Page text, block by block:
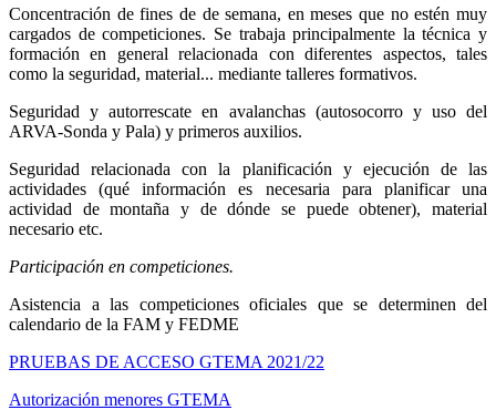
Concentración de fines de de semana, en meses que no estén muy
cargados de competiciones. Se trabaja principalmente la técnica y
formación en general relacionada con diferentes aspectos, tales
como la seguridad, material... mediante talleres formativos.
Seguridad y autorrescate en avalanchas (autosocorro y uso del
ARVA-Sonda y Pala) y primeros auxilios.
Seguridad relacionada con la planificación y ejecución de las
actividades (qué información es necesaria para planificar una
actividad de montaña y de dónde se puede obtener), material
necesario etc.
Participación en competiciones.
Asistencia a las competiciones oficiales que se determinen del
calendario de la FAM y FEDME
PRUEBAS DE ACCESO GTEMA 2021/22
Autorización menores GTEMA